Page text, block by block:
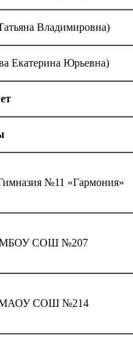
Владимировна)
Екатерина Юрьевна)
№11 «Гармония»
СОШ №207
СОШ №214